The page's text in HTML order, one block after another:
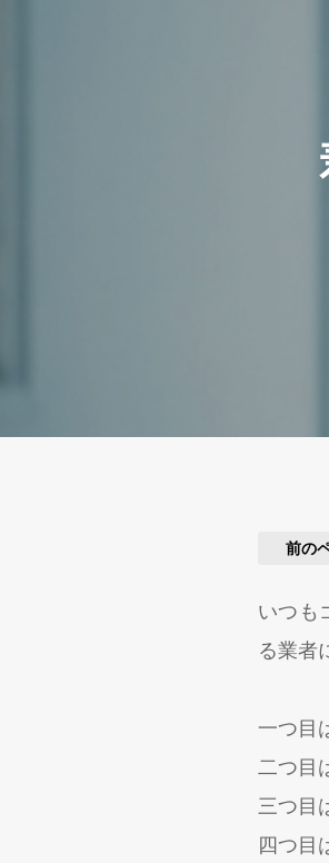
前の
いつも
る業者
一つ目
二つ目
三つ目
四つ目